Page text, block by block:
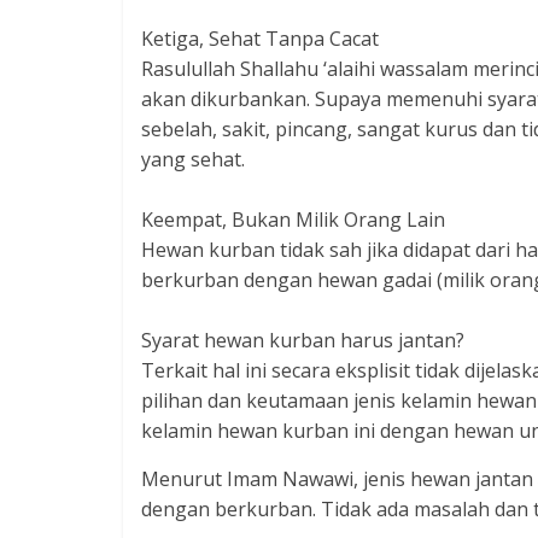
Ketiga, Sehat Tanpa Cacat
Rasulullah Shallahu ‘alaihi wassalam
akan dikurbankan. Supaya memenuhi
sebelah, sakit, pincang, sangat kurus dan
yang sehat.
Keempat, Bukan Milik Orang Lain
Hewan kurban tidak sah jika didapat dari
berkurban dengan hewan gadai (milik
Syarat hewan kurban harus jantan?
Terkait hal ini secara eksplisit tidak
pilihan dan keutamaan jenis kelamin
kelamin hewan kurban ini dengan hewan
Menurut Imam Nawawi, jenis hewan
dengan berkurban. Tidak ada masalah dan